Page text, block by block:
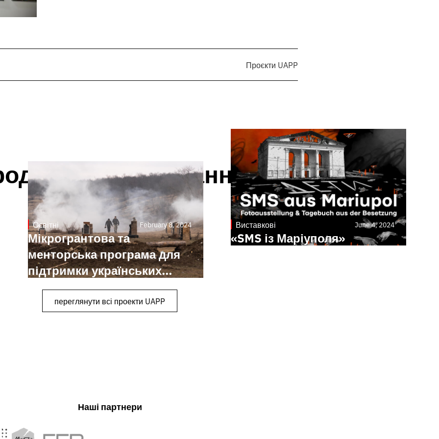
Проєкти UAPP
читання
Освітні February 8, 2024
Мікрогрантова та
менторська програма для
підтримки українських
фотографів
Виставкові June 4, 2024
«SMS із Маріуполя»
переглянути всі проекти UAPP
Наші партнери